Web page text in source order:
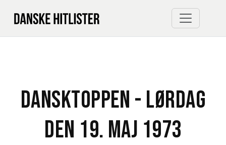
DANSKTOPPEN - LØRDAG
DEN 19. MAJ 1973